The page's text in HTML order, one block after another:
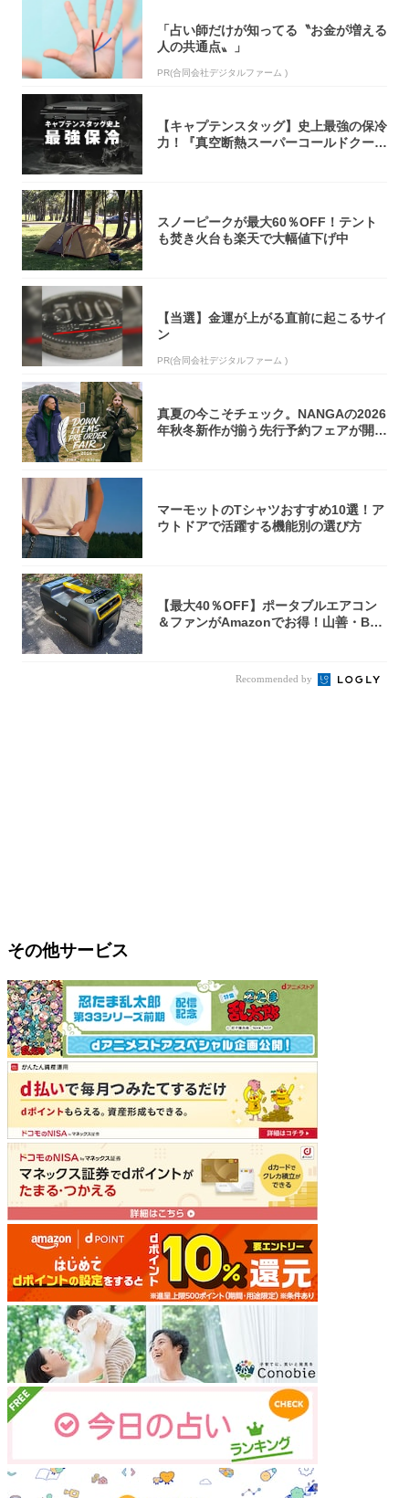
「占い師だけが知ってる〝お金が増える
人の共通点〟」
PR(合同会社デジタルファーム )
【キャプテンスタッグ】史上最強の保冷
力！『真空断熱スーパーコールドクーラ
スノーピークが最大60％OFF！テント
も焚き火台も楽天で大幅値下げ中
【当選】金運が上がる直前に起こるサイ
ン
PR(合同会社デジタルファーム )
真夏の今こそチェック。NANGAの2026
年秋冬新作が揃う先行予約フェアが開催
マーモットのTシャツおすすめ10選！ア
ウトドアで活躍する機能別の選び方
【最大40％OFF】ポータブルエアコン
＆ファンがAmazonでお得！山善・Bo
Recommended by
その他サービス